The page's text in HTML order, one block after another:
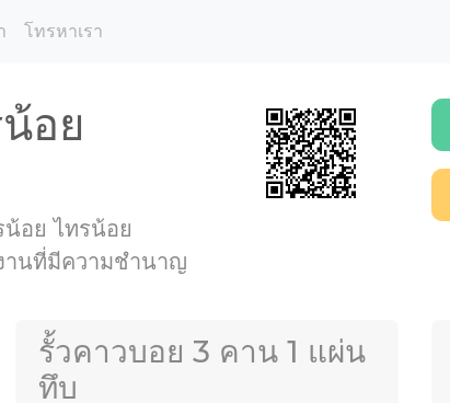
โทรหาเรา
อย
อย ไทรน้อย
านที่มีความชำนาญ
รั้วคาวบอย 3 คาน 1 แผ่น
ทึบ